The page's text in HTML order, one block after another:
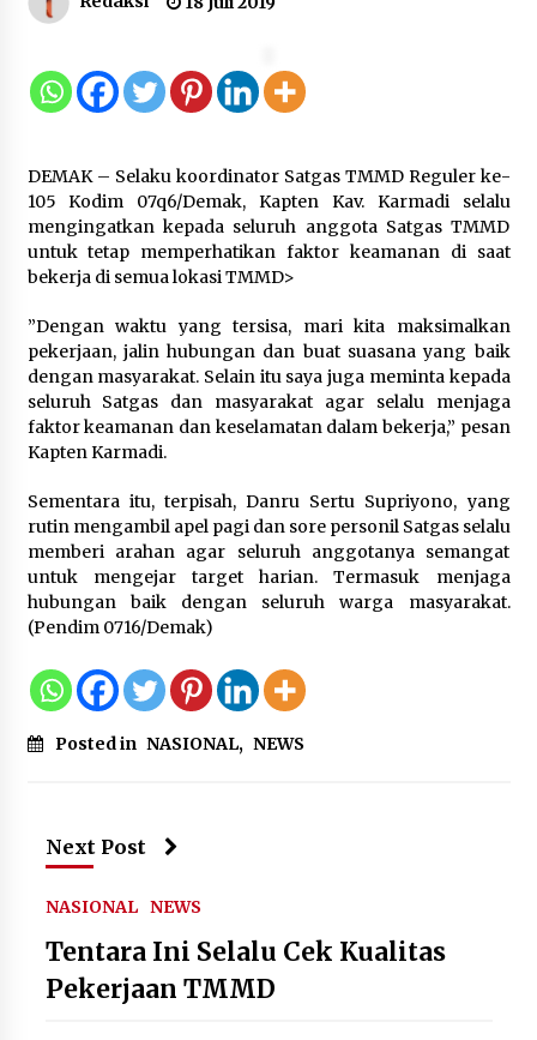
8 Agustus 2026
9 Kopi Botol Terbaik yang Praktis
untuk Menemani Aktivitas
8 Agustus 2026
Kemenpar Turut Perkuat
Pengembangan KEK Samota
sebagai Destinasi Wisata Bahari
Festival Lembah Baliem Perkuat
Ekonomi Masyarakat Papua
Pegunungan
8 Agustus 2026
untuk Kesehatan Pencernaan
Perawatan PCOS yang Efektif untuk
8 Agustus 2026
DEMAK – Selaku koordinator Satgas TMMD Reguler ke-
105 Kodim 07q6/Demak, Kapten Kav. Karmadi selalu
mengingatkan kepada seluruh anggota Satgas TMMD
untuk tetap memperhatikan faktor keamanan di saat
bekerja di semua lokasi TMMD>
”Dengan waktu yang tersisa, mari kita maksimalkan
pekerjaan, jalin hubungan dan buat suasana yang baik
dengan masyarakat. Selain itu saya juga meminta kepada
seluruh Satgas dan masyarakat agar selalu menjaga
faktor keamanan dan keselamatan dalam bekerja,” pesan
Kapten Karmadi.
Sementara itu, terpisah, Danru Sertu Supriyono, yang
rutin mengambil apel pagi dan sore personil Satgas selalu
memberi arahan agar seluruh anggotanya semangat
untuk mengejar target harian. Termasuk menjaga
hubungan baik dengan seluruh warga masyarakat.
(Pendim 0716/Demak)
Posted in NASIONAL, NEWS
Next Post
NASIONAL NEWS
Tentara Ini Selalu Cek Kualitas
Pekerjaan TMMD